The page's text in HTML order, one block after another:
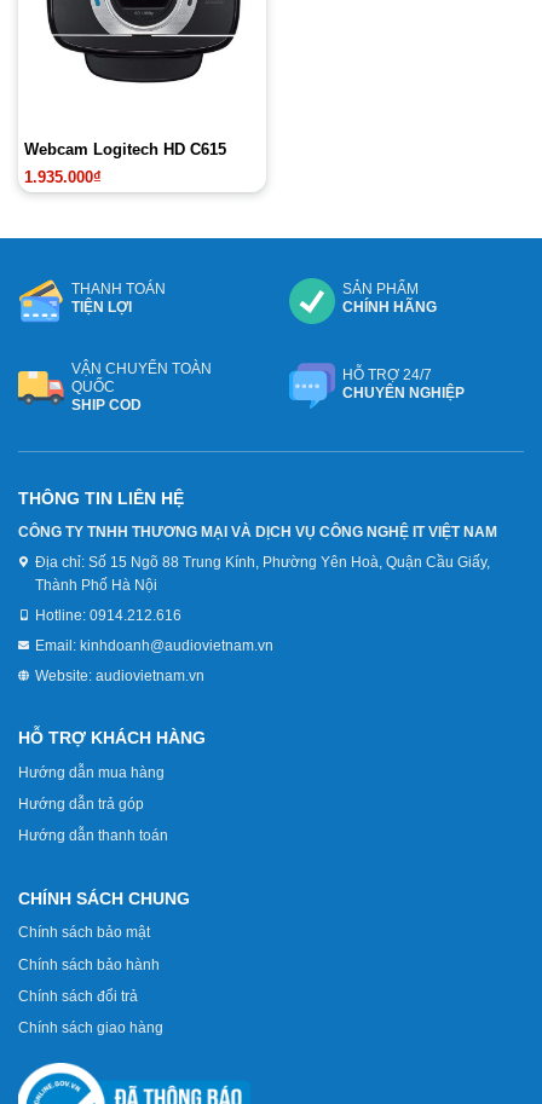
Webcam Logitech HD C615
1.935.000₫
THANH TOÁN
TIỆN LỢI
SẢN PHẨM
CHÍNH HÃNG
VẬN CHUYỂN TOÀN
QUỐC
SHIP COD
HỖ TRỢ 24/7
CHUYÊN NGHIỆP
THÔNG TIN LIÊN HỆ
CÔNG TY TNHH THƯƠNG MẠI VÀ DỊCH VỤ CÔNG NGHỆ IT VIỆT NAM
Địa chỉ: Số 15 Ngõ 88 Trung Kính, Phường Yên Hoà, Quận Cầu Giấy,
Thành Phố Hà Nội
Hotline: 0914.212.616
Email: kinhdoanh@audiovietnam.vn
Website: audiovietnam.vn
HỖ TRỢ KHÁCH HÀNG
Hướng dẫn mua hàng
Hướng dẫn trả góp
Hướng dẫn thanh toán
CHÍNH SÁCH CHUNG
Chính sách bảo mật
Chính sách bảo hành
Chính sách đổi trả
Chính sách giao hàng